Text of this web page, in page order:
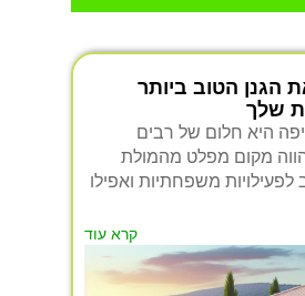
הגנן הטוב ביותר
שלך
היא חלום של רבים
מקום מפלט מהמולת
לפעילויות משפחתיות ואפילו
קרא עוד